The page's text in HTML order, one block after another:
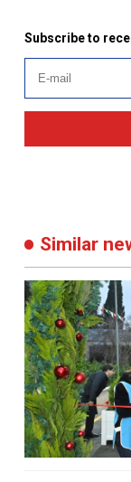
Subscribe to
Similar